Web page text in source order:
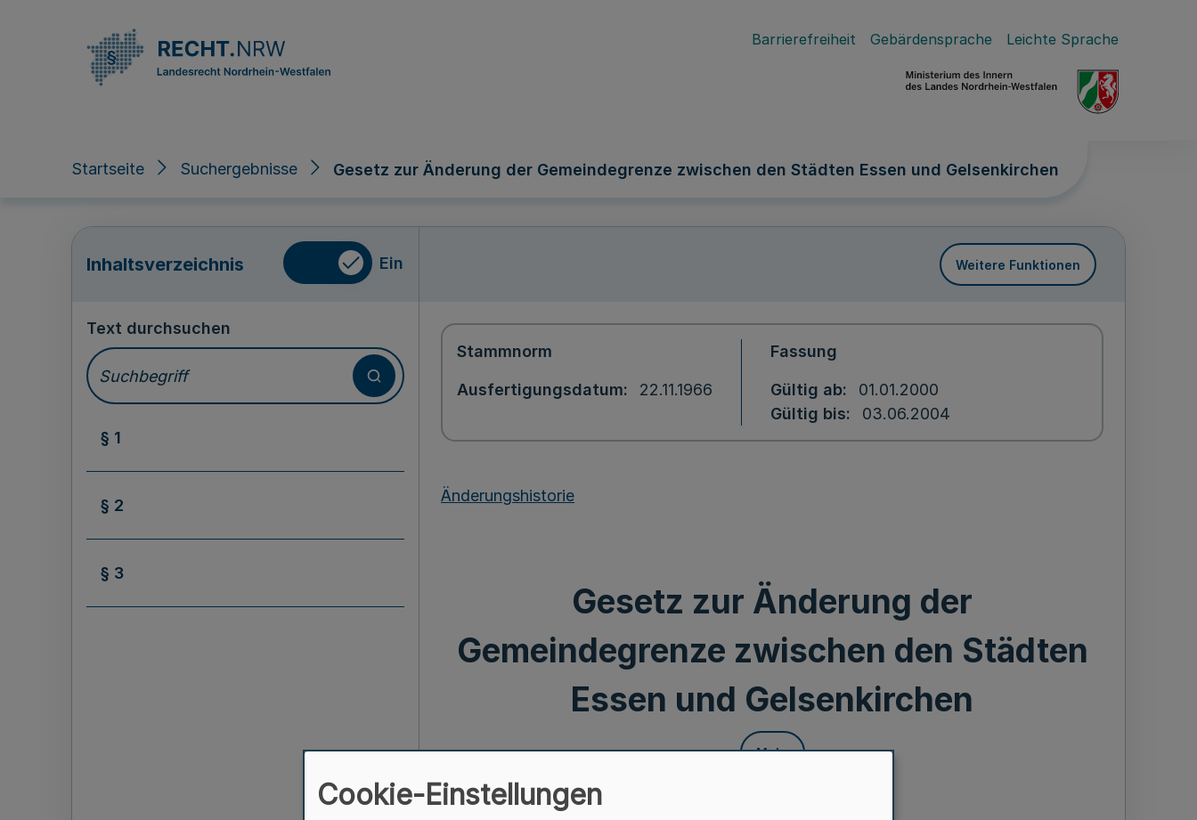
Barrierefreiheit Gebärdensprache Leichte Sprache
Startseite Suchergebnisse Gesetz zur Änderung der Gemeindegrenze zwischen den Städten Essen und Gelsenkirchen
Inhaltsverzeichnis Ein Weitere Funktionen
Text durchsuchen
§ 1
§ 2
§ 3
Stammnorm
Ausfertigungsdatum 22.11.1966
Fassung
Gültig ab
01.01.2000
Gültig bis
03.06.2004
Änderungshistorie
Gesetz zur Änderung der
Gemeindegrenze zwischen den Städten
Essen und Gelsenkirchen
Mehr
Cookie-Einstellungen